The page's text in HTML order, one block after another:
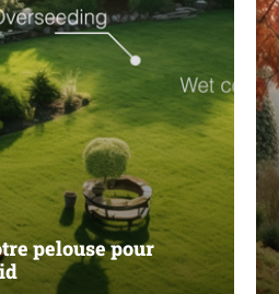
pelouse pour